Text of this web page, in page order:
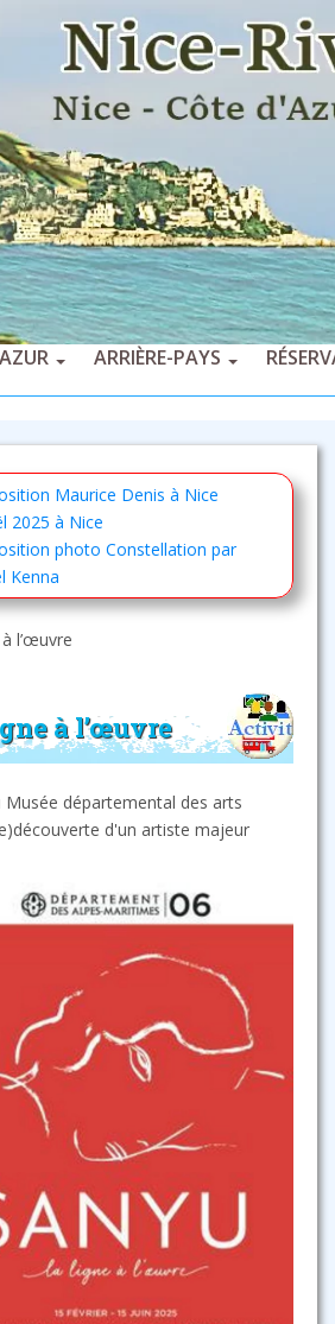
ARRIÈRE-PAYS
Maurice Denis à Nice
2025 à Nice
photo Constellation par
Kenna
l’œuvre
à l’œuvre
départemental des arts
d'un artiste majeur